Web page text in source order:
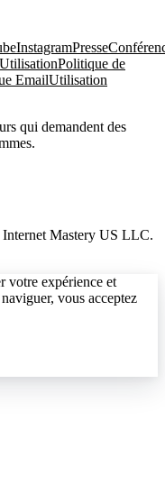
InstagramPresse
Politique de
EmailUtilisation
qui demandent des
Mastery US LLC.
votre expérience et
vous acceptez